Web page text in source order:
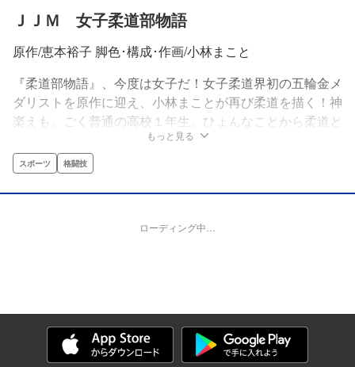
ＪＪＭ 女子柔道部物語
原作/恵本裕子 脚色･構成･作画/小林まこと
『柔道部物語』、今度は女子だ！女子柔道界初の五輪金メ
ダリストを原作に迎え、小林まことが再び柔道を描く！神
楽えも。ごく普通の高校１年生。ひょんなことから柔道と
出会うこの素人娘が未来の金メダリストになることを、ま
だ誰も知らない…!
もっと見る
スポーツ 格闘技
ローディング中…